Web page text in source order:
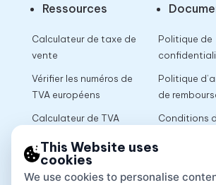
Ressources
Calculateur de taxe de
vente
Vérifier les numéros de
TVA européens
Calculateur de TVA
Politique de
Politique
de
Conditions
This Website uses
cookies
We use cookies to personalise